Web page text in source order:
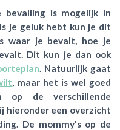
bevalling is mogelijk in
je geluk hebt kun je dit
waar je bevalt, hoe je
Dit kun je dan ook
. Natuurlijk gaat
, maar het is wel goed
de verschillende
hieronder een overzicht
De mommy's op de